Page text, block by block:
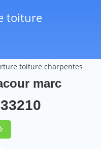
toiture
toiture charpentes
marc